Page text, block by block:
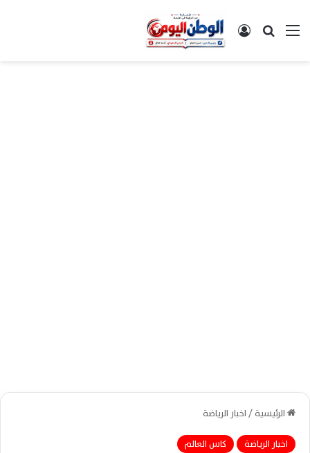
القائمةبحث عن تسجيل الدخول
الرئيسية/اخبار الرياضة
اخبار الرياضة
كاس العالم